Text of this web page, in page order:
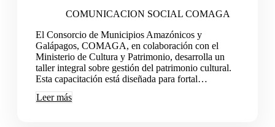
COMUNICACION SOCIAL COMAGA
El Consorcio de Municipios Amazónicos y
Galápagos, COMAGA, en colaboración con el
Ministerio de Cultura y Patrimonio, desarrolla un
taller integral sobre gestión del patrimonio cultural.
Esta capacitación está diseñada para fortal…
Leer más